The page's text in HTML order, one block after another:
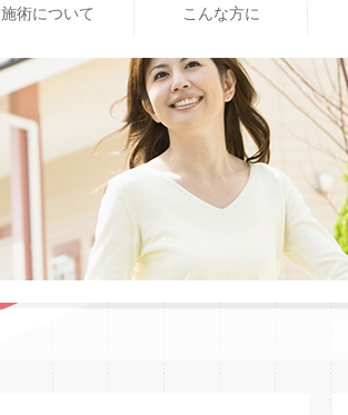
施術について こんな方に